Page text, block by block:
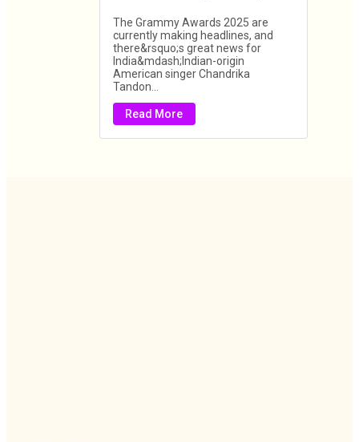
The Grammy Awards 2025 are
currently making headlines, and
there&rsquo;s great news for
India&mdash;Indian-origin
American singer Chandrika
Tandon...
Read More